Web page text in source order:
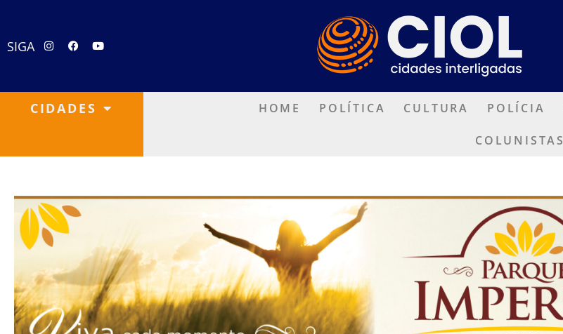
SIGA
CIDADES HOME POLÍTICA CULTURA POLÍCIA
COLUNISTAS